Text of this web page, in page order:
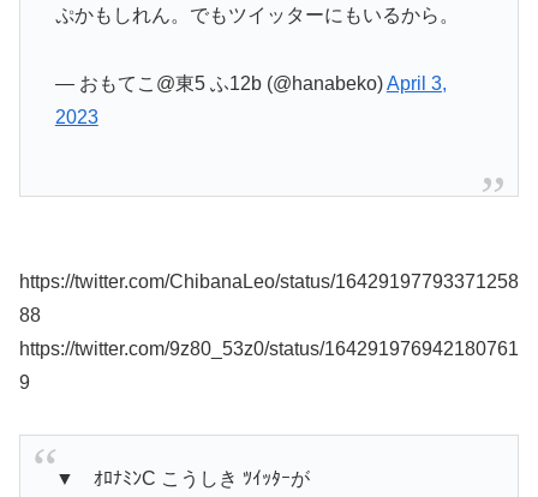
ぷかもしれん。でもツイッターにもいるから。
— おもてこ@東5 ふ12b (@hanabeko)April 3,
2023
https://twitter.com/ChibanaLeo/status/16429197793371258
88
https://twitter.com/9z80_53z0/status/164291976942180761
9
▼ ｵﾛﾅﾐﾝC こうしき ﾂｲｯﾀｰが